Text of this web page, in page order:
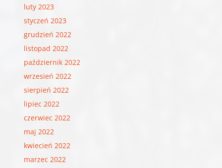
luty 2023
styczeń 2023
grudzień 2022
listopad 2022
październik 2022
wrzesień 2022
sierpień 2022
lipiec 2022
czerwiec 2022
maj 2022
kwiecień 2022
marzec 2022